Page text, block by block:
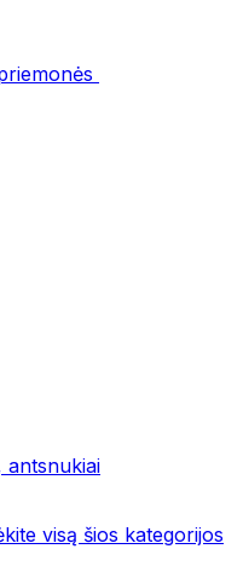
antsnukiai
visą šios kategorijos